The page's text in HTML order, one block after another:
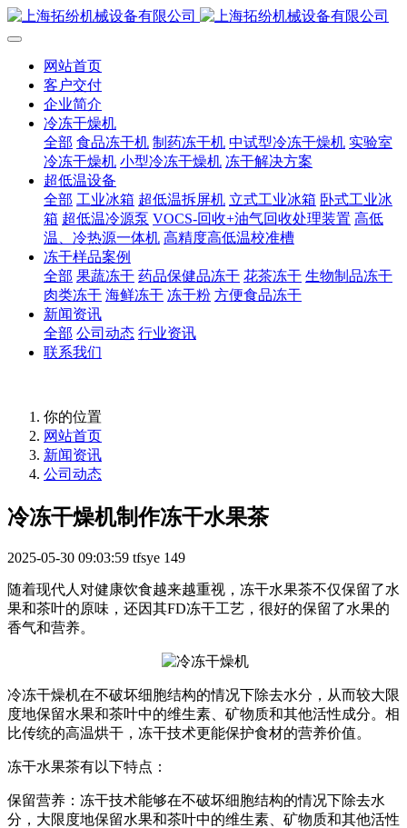
网站首页
客户交付
企业简介
冷冻干燥机
全部 食品冻干机 制药冻干机 中试型冷冻干燥机 实验室
冷冻干燥机 小型冷冻干燥机 冻干解决方案
超低温设备
全部 工业冰箱 超低温拆屏机 立式工业冰箱 卧式工业冰
箱 超低温冷源泵 VOCS-回收+油气回收处理装置 高低
温、冷热源一体机 高精度高低温校准槽
冻干样品案例
全部 果蔬冻干 药品保健品冻干 花茶冻干 生物制品冻干
肉类冻干 海鲜冻干 冻干粉 方便食品冻干
新闻资讯
全部 公司动态 行业资讯
联系我们
你的位置
网站首页
新闻资讯
公司动态
冷冻干燥机制作冻干水果茶
2025-05-30 09:03:59 tfsye 149
随着现代人对健康饮食越来越重视，冻干水果茶不仅保留了水
果和茶叶的原味，还因其FD冻干工艺，很好的保留了水果的
香气和营养。
冷冻干燥机在不破坏细胞结构的情况下除去水分，从而较大限
度地保留水果和茶叶中的维生素、矿物质和其他活性成分。相
比传统的高温烘干，冻干技术更能保护食材的营养价值。
冻干水果茶有以下特点：
保留营养：冻干技术能够在不破坏细胞结构的情况下除去水
分，大限度地保留水果和茶叶中的维生素、矿物质和其他活性